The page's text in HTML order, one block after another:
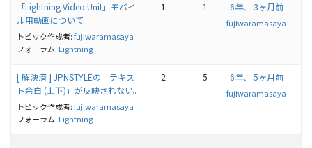
「Lightning Video Unit」モバイ
ル用動画について
トピック作成者:fujiwaramasaya
フォーラム: Lightning
1 1 6年、 3ヶ月前
fujiwaramasaya
[ 解決済 ] JPNSTYLEの「テキス
ト余白 (上下)」が反映されない。
トピック作成者:fujiwaramasaya
フォーラム: Lightning
2 5 6年、 5ヶ月前
fujiwaramasaya